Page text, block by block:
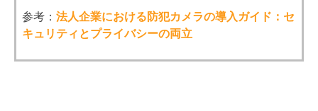
参考： 法人企業における防犯カメラの導入ガイド：セ
キュリティとプライバシーの両立